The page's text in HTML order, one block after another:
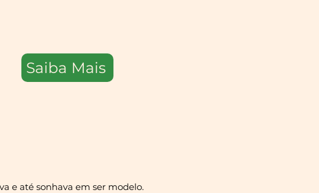
Saiba Mais
e até sonhava em ser modelo.